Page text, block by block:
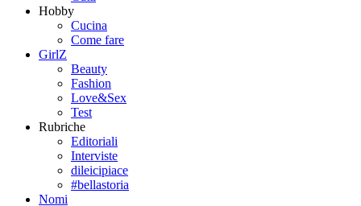
Hobby
Cucina
Come fare
GirlZ
Beauty
Fashion
Love&Sex
Test
Rubriche
Editoriali
Interviste
dileicipiace
#bellastoria
Nomi